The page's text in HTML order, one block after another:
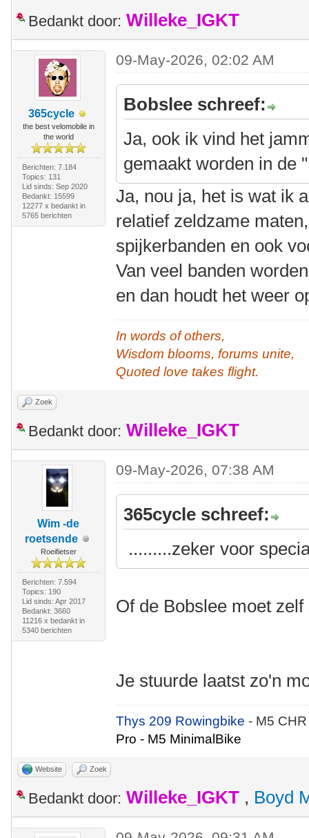
Bedankt door: Willeke_IGKT
365cycle
the best velomobile in
the world
Berichten: 7.184
Topics: 131
Lid sinds: Sep 2020
Bedankt: 15599
12277 x bedankt in
5765 berichten
09-May-2026, 02:02 AM
Bobslee schreef:
Ja, ook ik vind het
gemaakt worden in de
Ja, nou ja, het is wat ik
relatief zeldzame
spijkerbanden en ook
Van veel banden
en dan houdt het weer
In words of others,
Wisdom blooms, forums unite,
Quoted love takes flight.
Zoek
Bedankt door: Willeke_IGKT
Wim -de
roetsende
Roeifietser
Berichten: 7.594
Topics: 190
Lid sinds: Apr 2017
Bedankt: 3660
11216 x bedankt in
5340 berichten
09-May-2026, 07:38 AM
365cycle schreef:
.........zeker voor
Of de Bobslee moet
Je stuurde laatst zo'n
Thys 209 Rowingbike- M5
Pro - M5 MinimalBike
Website Zoek
Bedankt door: Willeke_IGKT , Boyd